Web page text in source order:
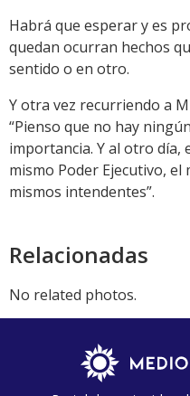
Habrá que esperar y es
quedan ocurran hechos
sentido o en otro.
Y otra vez recurriendo a
“Pienso que no hay
importancia. Y al otro día,
mismo Poder Ejecutivo,
mismos intendentes”.
Relacionadas
No related photos.